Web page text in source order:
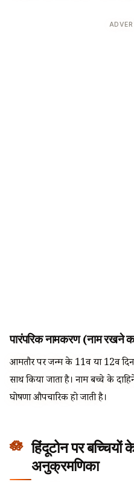
पारंपरिक नामकरण (नाम रखने
आमतौर पर जन्म के 11वें या 12वें
साथ किया जाता है। नाम बच्चे के
घोषणा औपचारिक हो जाती है।
हिंदूटोन पर बच्चियों
अनुक्रमणिका